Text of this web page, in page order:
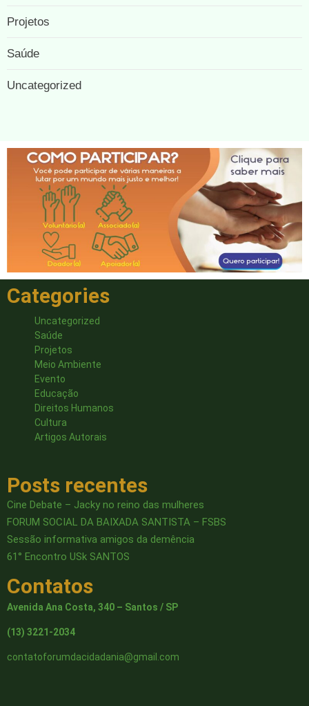
Projetos
Saúde
Uncategorized
Categories
Uncategorized
Saúde
Projetos
Meio Ambiente
Evento
Educação
Direitos Humanos
Cultura
Artigos Autorais
Posts recentes
Cine Debate – Jacky no reino das mulheres
FORUM SOCIAL DA BAIXADA SANTISTA – FSBS
Sessão informativa amigos da demência
61° Encontro USk SANTOS
Contatos
Avenida Ana Costa, 340 – Santos / SP
(13) 3221-2034
contatoforumdacidadania@gmail.com